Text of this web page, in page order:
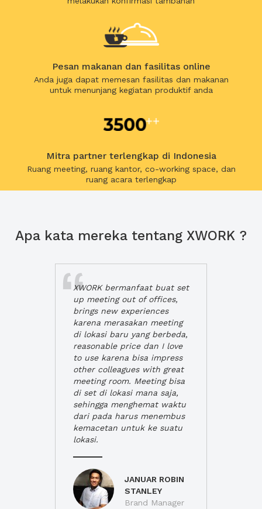
Pesan makanan dan fasilitas online
Anda juga dapat memesan fasilitas dan makanan
untuk menunjang kegiatan produktif anda
Mitra partner terlengkap di Indonesia
Ruang meeting, ruang kantor, co-working space, dan
ruang acara terlengkap
Apa kata mereka tentang XWORK ?
XWORK bermanfaat buat set
up meeting out of offices,
brings new experiences
karena merasakan meeting
di lokasi baru yang berbeda,
reasonable price dan I love
to use karena bisa impress
other colleagues with great
meeting room. Meeting bisa
di set di lokasi mana saja,
sehingga menghemat waktu
dari pada harus menembus
kemacetan untuk ke suatu
lokasi.
JANUAR ROBIN
STANLEY
Brand Manager